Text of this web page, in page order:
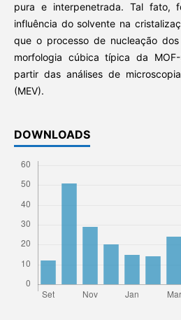
pura e interpenetrada. Tal fato,
influência do solvente na
que o processo de nucleação
morfologia cúbica típica da
partir das análises de
(MEV).
DOWNLOADS